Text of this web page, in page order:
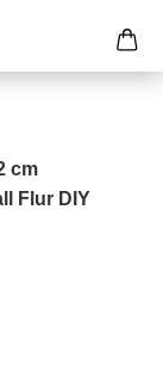
cm
Flur DIY